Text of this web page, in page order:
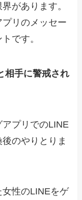
があります。
リのメッセー
です。
相手に警戒され
プリでのLINE
のやりとりま
性のLINEをゲ